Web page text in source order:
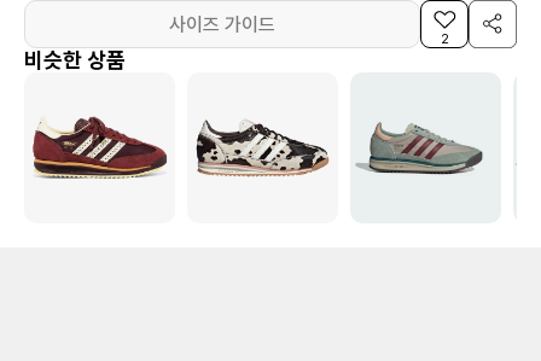
사이즈 가이드
2
비슷한 상품